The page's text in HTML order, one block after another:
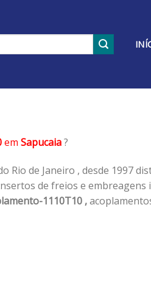
em Sapucaia?
Rio de Janeiro , desde 1997
de freios e embreagens
1110T10 ,